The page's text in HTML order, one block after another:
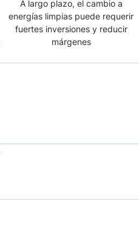
A largo plazo, el cambio a
energías limpias puede requerir
fuertes inversiones y reducir
márgenes